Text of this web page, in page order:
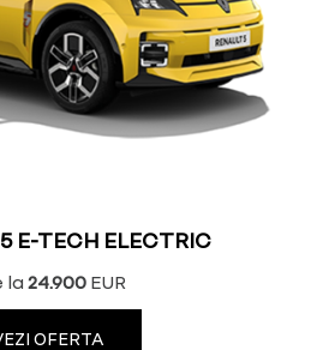
E-TECH ELECTRIC
la 24.900EUR
OFERTA